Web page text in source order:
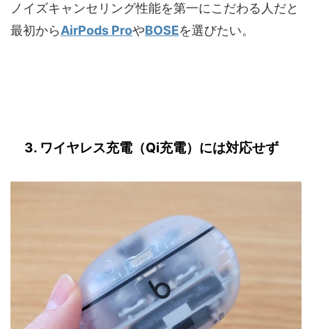
ノイズキャンセリング性能を第一にこだわる人だと
最初からAirPods ProやBOSEを選びたい。
3. ワイヤレス充電（Qi充電）には対応せず